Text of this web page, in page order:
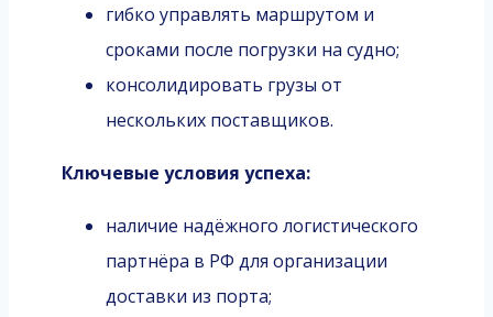
гибко управлять маршрутом и
сроками после погрузки на судно;
консолидировать грузы от
нескольких поставщиков.
Ключевые условия успеха:
наличие надёжного логистического
партнёра в РФ для организации
доставки из порта;